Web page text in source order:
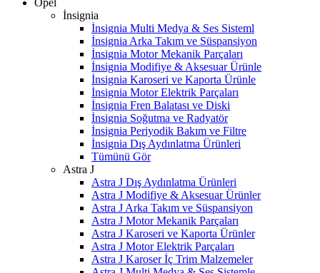
Opel
İnsignia
İnsignia Multi Medya & Ses Sisteml
İnsignia Arka Takım ve Süspansiyon
İnsignia Motor Mekanik Parçaları
İnsignia Modifiye & Aksesuar Ürünle
İnsignia Karoseri ve Kaporta Ürünle
İnsignia Motor Elektrik Parçaları
İnsignia Fren Balatası ve Diski
İnsignia Soğutma ve Radyatör
İnsignia Periyodik Bakım ve Filtre
İnsignia Dış Aydınlatma Ürünleri
Tümünü Gör
Astra J
Astra J Dış Aydınlatma Ürünleri
Astra J Modifiye & Aksesuar Ürünler
Astra J Arka Takım ve Süspansiyon
Astra J Motor Mekanik Parçaları
Astra J Karoseri ve Kaporta Ürünler
Astra J Motor Elektrik Parçaları
Astra J Karoser İç Trim Malzemeler